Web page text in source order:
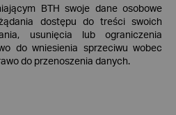
BTH swoje dane osobowe
dostępu do treści swoich
usunięcia lub ograniczenia
do wniesienia sprzeciwu wobec
do przenoszenia danych.